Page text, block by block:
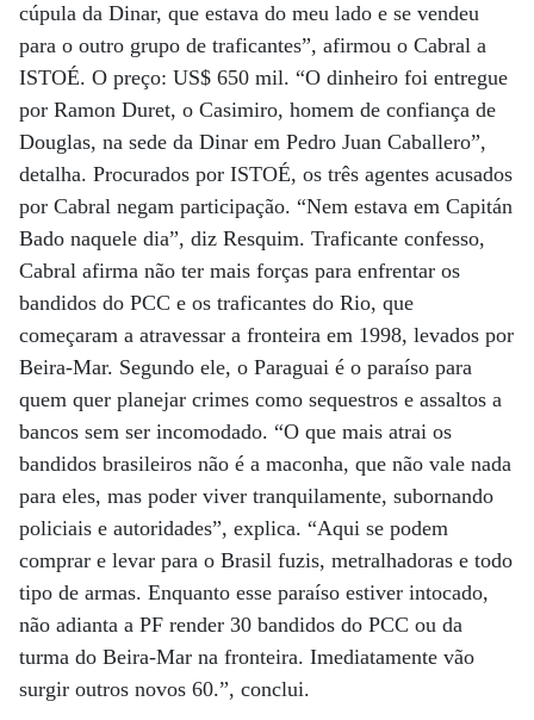
cúpula da Dinar, que estava do meu lado e se vendeu
para o outro grupo de traficantes”, afirmou o Cabral a
ISTOÉ. O preço: US$ 650 mil. “O dinheiro foi entregue
por Ramon Duret, o Casimiro, homem de confiança de
Douglas, na sede da Dinar em Pedro Juan Caballero”,
detalha. Procurados por ISTOÉ, os três agentes acusados
por Cabral negam participação. “Nem estava em Capitán
Bado naquele dia”, diz Resquim. Traficante confesso,
Cabral afirma não ter mais forças para enfrentar os
bandidos do PCC e os traficantes do Rio, que
começaram a atravessar a fronteira em 1998, levados por
Beira-Mar. Segundo ele, o Paraguai é o paraíso para
quem quer planejar crimes como sequestros e assaltos a
bancos sem ser incomodado. “O que mais atrai os
bandidos brasileiros não é a maconha, que não vale nada
para eles, mas poder viver tranquilamente, subornando
policiais e autoridades”, explica. “Aqui se podem
comprar e levar para o Brasil fuzis, metralhadoras e todo
tipo de armas. Enquanto esse paraíso estiver intocado,
não adianta a PF render 30 bandidos do PCC ou da
turma do Beira-Mar na fronteira. Imediatamente vão
surgir outros novos 60.”, conclui.